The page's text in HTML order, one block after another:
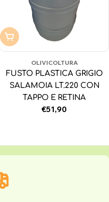
Non disponibile
OLIVICOLTURA
FUSTO PLASTICA GRIGIO
SALAMOIA LT.220 CON
TAPPO E RETINA
Prezzo
€51,90